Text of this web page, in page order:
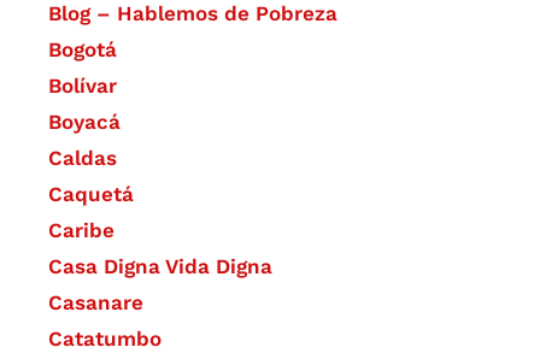
Blog – Hablemos de Pobreza
Bogotá
Bolívar
Boyacá
Caldas
Caquetá
Caribe
Casa Digna Vida Digna
Casanare
Catatumbo